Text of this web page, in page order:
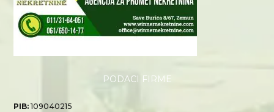
PODACI FIRME
PIB:109040215